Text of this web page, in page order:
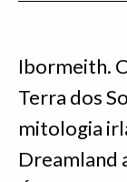
Ibormeith.
Terra dos
mitologia
Dreamland